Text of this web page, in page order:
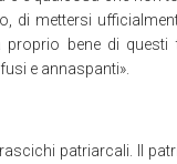
di mettersi
bene di questi
e annaspanti».
patriarcali. Il